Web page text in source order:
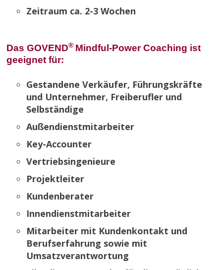
Zeitraum ca. 2-3 Wochen
Das GOVEND® Mindful-Power Coaching ist
geeignet für:
Gestandene Verkäufer, Führungskräfte
und Unternehmer, Freiberufler und
Selbständige
Außendienstmitarbeiter
Key-Accounter
Vertriebsingenieure
Projektleiter
Kundenberater
Innendienstmitarbeiter
Mitarbeiter mit Kundenkontakt und
Berufserfahrung sowie mit
Umsatzverantwortung